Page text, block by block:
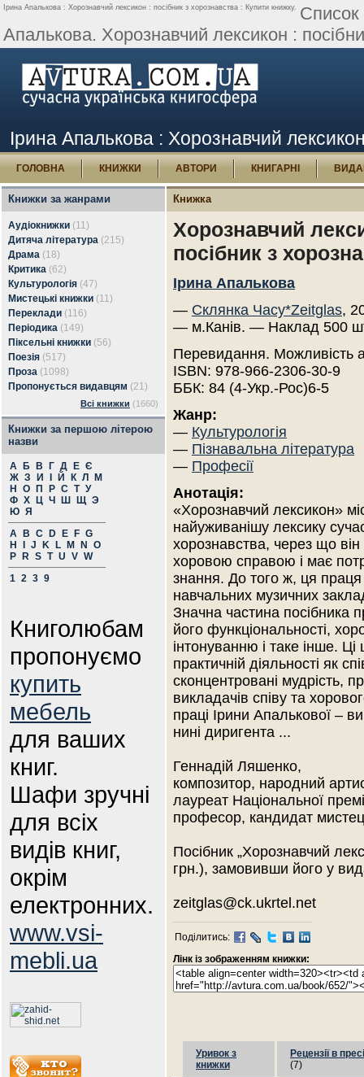
Ірина Апалькова : Хорознавчий лексикон : посібник з хорознавства : Купити книжку. Список
Апалькова. Хорознавчий лексикон :
Ірина Апалькова : Хорознавчий
ГОЛОВНА КНИЖКИ АВТОРИ КНИГАРНІ
Книжки за жанрами
Аудіокнижки (11)
Дитяча література (215)
Драма (18)
Критика (62)
Культурологія (47)
Мистецькі книжки (11)
Переклади (116)
Періодика (149)
Піксельні книжки (56)
Поезія (517)
Проза (1098)
Пропонується видавцям (21)
Всі книжки (1660)
Книжки за першою літерою
назви
А Б В Г Д Е Є
Ж З И Й К Л
М
Н
О П Р С Т У
Ф Х Ц Ч Ш Щ Э
Ю Я
A
B C D E F G
H
J K L M N
O
P
R S T U V W
1 2 3 9
Книголюбам
пропонуємо
купить
мебель
для ваших
книг.
Шафи зручні
для всіх
видів книг,
окрім
електронних.
www.vsi-
mebli.ua
Книжка
Хорознавчий
посібник з
Ірина Апалькова
— Склянка Часу*Zeitglas,
— м.Канів. — Наклад 500
Перевидання. Можливість
ISBN: 978-966-2306-30-9
ББК: 84 (4-Укр.-Рос)6-5
Жанр:
— Культурологія
— Пізнавальна література
— Професії
Анотація:
«Хорознавчий лексикон»
найуживанішу лексику
хорознавства, через що він
хоровою справою і має
знання. До того ж, ця
навчальних музичних
Значна частина посібника
його функціональності,
інтонуванню і таке інше. Ці
практичній діяльності як
сконцентровані мудрість,
викладачів співу та
праці Ірини Апалькової –
нині диригента ...
Геннадій Ляшенко,
композитор, народний
лауреат Національної
професор, кандидат
Посібник „Хорознавчий
грн.), замовивши його у
zeitglas@ck.ukrtel.net
Поділитись:
Лінк із зображенням книжки:
Уривок з
книжки
Рецензії в пресі
(7)